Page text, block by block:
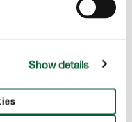
Show details
celou svou